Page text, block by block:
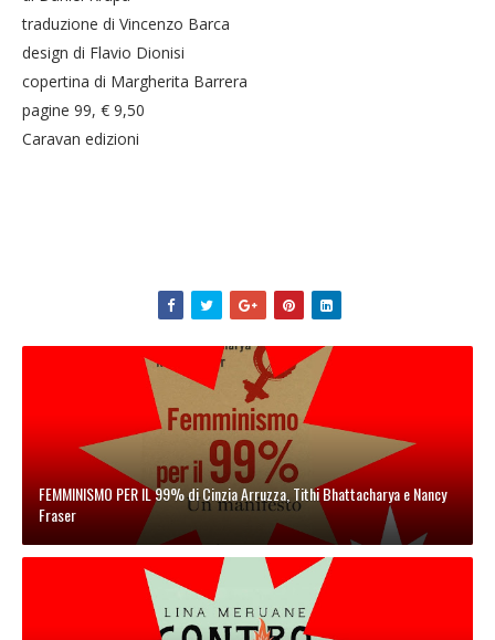
traduzione di Vincenzo Barca
design di Flavio Dionisi
copertina di Margherita Barrera
pagine 99, € 9,50
Caravan edizioni
FEMMINISMO PER IL 99% di Cinzia Arruzza, Tithi Bhattacharya e Nancy
Fraser